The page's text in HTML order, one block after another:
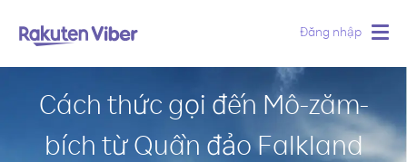
Đăng nhập
Cách thức gọi đến Mô-zăm-
bích từ Quần đảo Falkland